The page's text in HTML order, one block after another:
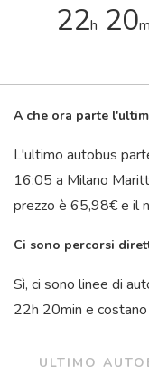
22h 20
A che ora parte
L'ultimo autobus
16:05 a Milano
prezzo è 65,98€ e il
Ci sono percorsi
Sì, ci sono linee di
22h 20min e
ULTIMO